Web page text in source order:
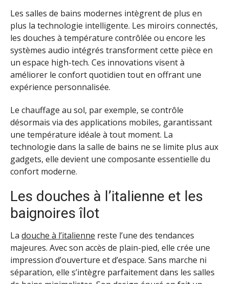
Les salles de bains modernes intègrent de plus en
plus la technologie intelligente. Les miroirs connectés,
les douches à température contrôlée ou encore les
systèmes audio intégrés transforment cette pièce en
un espace high-tech. Ces innovations visent à
améliorer le confort quotidien tout en offrant une
expérience personnalisée.
Le chauffage au sol, par exemple, se contrôle
désormais via des applications mobiles, garantissant
une température idéale à tout moment. La
technologie dans la salle de bains ne se limite plus aux
gadgets, elle devient une composante essentielle du
confort moderne.
Les douches à l’italienne et les
baignoires îlot
La douche à l’italienne reste l’une des tendances
majeures. Avec son accès de plain-pied, elle crée une
impression d’ouverture et d’espace. Sans marche ni
séparation, elle s’intègre parfaitement dans les salles